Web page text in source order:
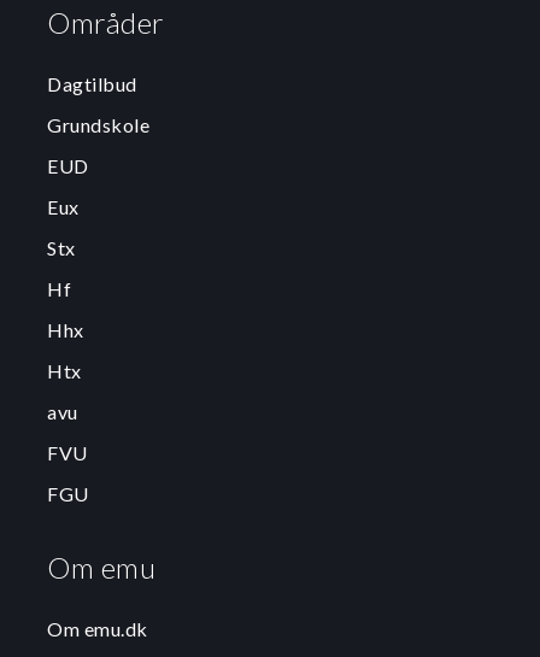
Områder
Dagtilbud
Grundskole
EUD
Eux
Stx
Hf
Hhx
Htx
avu
FVU
FGU
Om emu
Om emu.dk